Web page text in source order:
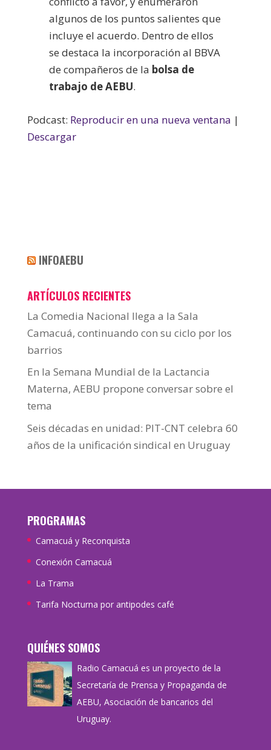
algunos de los puntos salientes que
incluye el acuerdo. Dentro de ellos
se destaca la incorporación al BBVA
de compañeros de la bolsa de
trabajo de AEBU.
Podcast: Reproducir en una nueva ventana |
Descargar
INFOAEBU
ARTÍCULOS RECIENTES
La Comedia Nacional llega a la Sala
Camacuá, continuando con su ciclo por los
barrios
En la Semana Mundial de la Lactancia
Materna, AEBU propone conversar sobre el
tema
Seis décadas en unidad: PIT-CNT celebra 60
años de la unificación sindical en Uruguay
PROGRAMAS
Camacuá y Reconquista
Conexión Camacuá
La Trama
Tarifa Nocturna por antipodes café
QUIÉNES SOMOS
Radio Camacuá es un proyecto de la
Secretaría de Prensa y Propaganda de
AEBU, Asociación de bancarios del
Uruguay.